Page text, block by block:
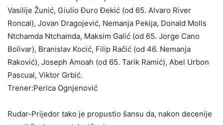
Vasilije Žunić, Giulio Đuro Đekić (od 65. Alvaro River
Roncal), Jovan Dragojević, Nemanja Pekija, Donald Molls
Ntchamda Ntchamda, Maksim Galić (od 65. Jorge Cano
Bolivar), Branislav Kocić, Filip Račić (od 46. Nemanja
Raković), Joseph Amoah (od 65. Tarik Ramić), Abel Urbon
Pascual, Viktor Grbić.
Trener:Perica Ognjenović
Rudar-Prijedor tako je propustio šansu da, nakon decenije